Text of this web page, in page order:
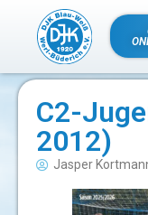
C2-
2012)
Jasper